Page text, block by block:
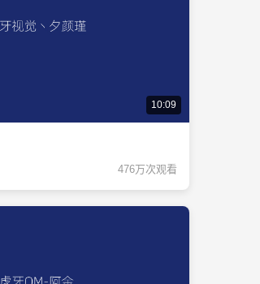
10:09
476万次观看